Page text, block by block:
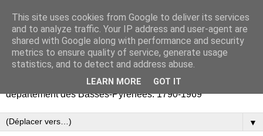
Retours vers les Basses-
Pyrénées
Partage d'archives publiques et privées liées au
département des Basses-Pyrénées. 1790-1969
▼
This site uses cookies from Google to deliver its services
and to analyze traffic. Your IP address and user-agent are
shared with Google along with performance and security
metrics to ensure quality of service, generate usage
statistics, and to detect and address abuse.
LEARN MORE GOT IT